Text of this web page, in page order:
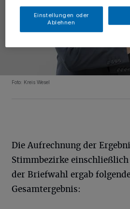
Foto: Kreis Wesel
Die Aufrechnung der
Stimmbezirke einschließlich
der Briefwahl ergab
Gesamtergebnis:
Einstellungen oder
Ablehnen